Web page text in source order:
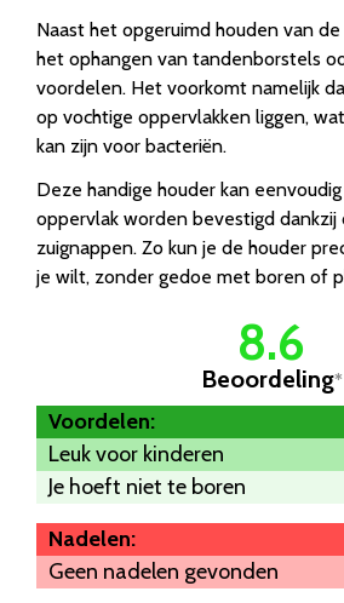
Naast het opgeruimd houden van
het ophangen van tandenborstels
voordelen. Het voorkomt namelijk
op vochtige oppervlakken liggen,
kan zijn voor bacteriën.
Deze handige houder kan
oppervlak worden bevestigd dankzij
zuignappen. Zo kun je de houder
je wilt, zonder gedoe met boren of
8.6
Beoordeling*
Voordelen:
Leuk voor kinderen
Je hoeft niet te boren
Nadelen:
Geen nadelen gevonden